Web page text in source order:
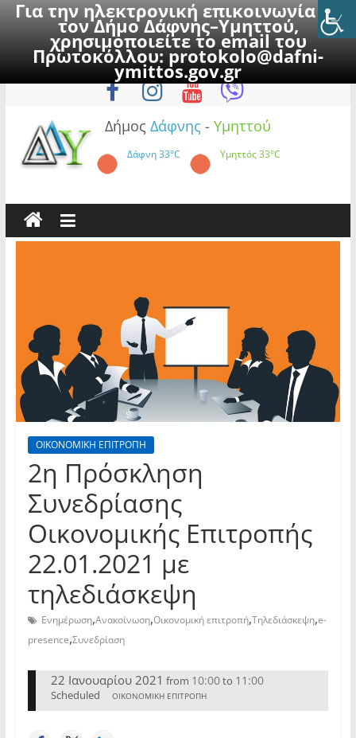
Για την ηλεκτρονική επικοινωνία με
τον Δήμο Δάφνης–Υμηττού,
χρησιμοποιείτε το email του
Πρωτοκόλλου:protokolo@dafni-
ymittos.gov.gr
to
Κυριακή, 9 Αυγούστου 2026
Δήμος Δάφνης - Υμηττού
Δάφνη33°C Υμηττός33°C
ΟΙΚΟΝΟΜΙΚΗ ΕΠΙΤΡΟΠΗ
2η Πρόσκληση
Συνεδρίασης
Οικονομικής Επιτροπής
22.01.2021 με
τηλεδιάσκεψη
Ενημέρωση,Ανακοίνωση,Οικονομική επιτροπή,Τηλεδιάσκεψη,e-
presence,Συνεδρίαση
22 Ιανουαρίου 2021 from 10:00to 11:00
Scheduled ΟΙΚΟΝΟΜΙΚΗ ΕΠΙΤΡΟΠΗ